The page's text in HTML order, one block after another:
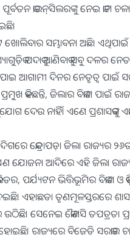
କାଉନ୍‌ସିଲରଙ୍କୁ ନେଇ କାମ
ସମ୍ଭାବନା ଅଛି।
ପଦାକୁ ଆଣିବାକୁ ସବୁ ଦଳର
ଆଗାମୀ ଦିନର ନେତୃତ୍ୱ ପାଇଁ
ପ୍ରମୁଖ କହିଛନ୍ତି, ଜିଲାର ବିକାଶ ପାଇଁ
ଦେଉ ନାହିଁ। ଏଣେ ପ୍ରଶାସକଙ୍କୁ
କେନ୍ଦ୍ରାପଡ଼ା ଜିଲା ରାଜ୍ୟର
ଯୋଜନା ଆଦିରେ ଏହି ଜିଲା ରାଜ୍ୟର
ପର୍ଯ୍ୟଟନ ଭିତ୍ତିଭୂମିର ବିକାଶ ଓ କୃଷି
ଏହାଛଡା ତୃଣମୂଳସ୍ତରରେ
ଉଠିଛି। ସେନେଇ କୌଣସି ତପତ୍ରତା
ରାଜ୍ୟରେ ବିଜେଡି ସରକାର